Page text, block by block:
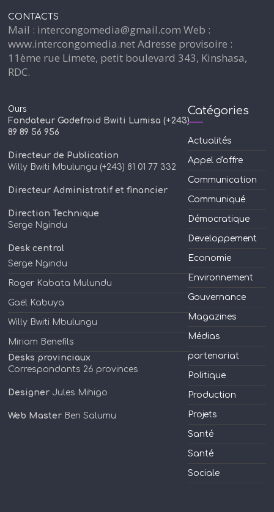
CONTACTS
Mail : intercongomedia@gmail.com Web :
www.intercongomedia.net Adresse provisoire :
11ème rue Limete, petit boulevard 343, Kinshasa,
RDC.
Ours
Fondateur Godefroid Bwiti Lumisa (+243)
89 89 56 956
Directeur de Publication
Willy Bwiti Mbulungu (+243) 81 01 77 332
Directeur Administratif et financier
Direction Technique
Serge Ngindu
Desk central
Serge Ngindu
Roger Kabata Mulundu
Gaël Kabuya
Willy Bwiti Mbulungu
Miriam Benefils
Desks provinciaux
Correspondants 26 provinces
Designer Jules Mihigo
Web Master Ben Salumu
Catégories
Actualités
Appel d'offre
Communication
Communiqué
Démocratique
Developpement
Economie
Environnement
Gouvernance
Magazines
Médias
partenariat
Politique
Production
Projets
Santé
Santé
Sociale